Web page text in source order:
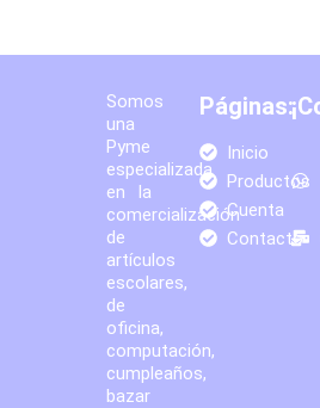
Somos
una
Pyme
especializada
en la
comercialización
de
artículos
escolares,
de
oficina,
computación,
cumpleaños,
bazar
Páginas:
Inicio
Productos
Cuenta
Contacto